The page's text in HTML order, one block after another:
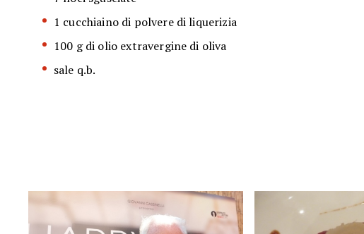
1 cucchiaino di polvere di liquerizia
100 g di olio extravergine di oliva
sale q.b.